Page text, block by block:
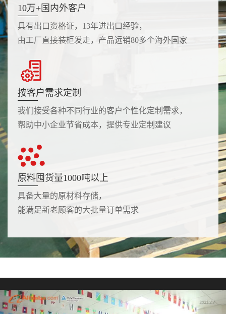
10万+国内外客户
具有出口资格证，13年进出口经验，
由工厂直接装柜发走，产品远销80多个海外国家
按客户需求定制
我们接受各种不同行业的客户个性化定制需求，
帮助中小企业节省成本，提供专业定制建议
原料囤货量1000吨以上
具备大量的原材料存储，
能满足新老顾客的大批量订单需求